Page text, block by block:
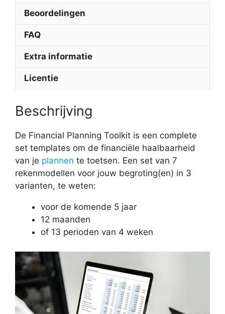
Beoordelingen
FAQ
Extra informatie
Licentie
Beschrijving
De Financial Planning Toolkit is een complete
set templates om de financiële haalbaarheid
van je plannen te toetsen. Een set van 7
rekenmodellen voor jouw begroting(en) in 3
varianten, te weten:
voor de komende 5 jaar
12 maanden
of 13 perioden van 4 weken